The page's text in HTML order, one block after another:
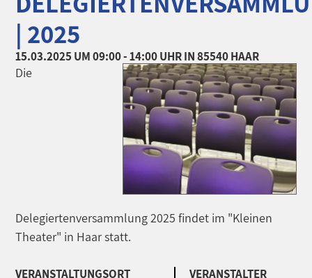
| 2025
15.03.2025 UM 09:00 - 14:00 UHRIN 85540 HAAR
Die
Delegiertenversammlung 2025 findet im "Kleinen
Theater" in Haar statt.
VERANSTALTUNGSORT VERANSTALTER